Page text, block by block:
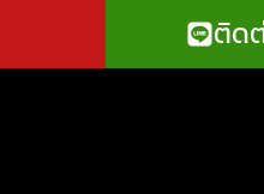
ติด